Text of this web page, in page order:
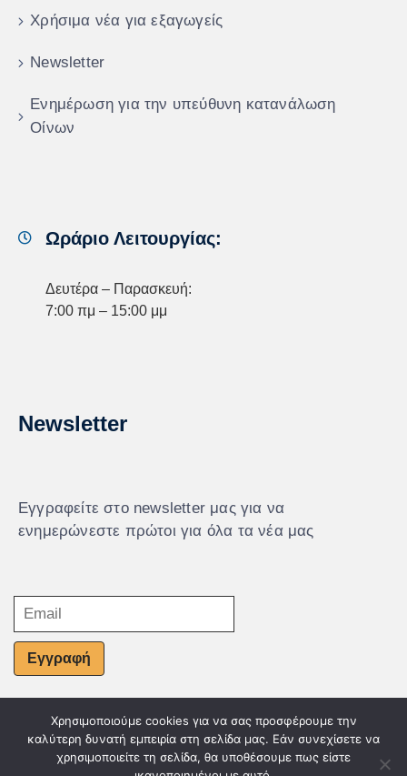
Χρήσιμα νέα για εξαγωγείς
Newsletter
Ενημέρωση για την υπεύθυνη κατανάλωση
Οίνων
Ωράριο Λειτουργίας:
Δευτέρα – Παρασκευή:
7:00 πμ – 15:00 μμ
Newsletter
Εγγραφείτε στο newsletter μας για να
ενημερώνεστε πρώτοι για όλα τα νέα μας
Εγγραφή
© Powered by Knowledge AE
Χρησιμοποιούμε cookies για να σας προσφέρουμε την
καλύτερη δυνατή εμπειρία στη σελίδα μας. Εάν συνεχίσετε να
χρησιμοποιείτε τη σελίδα, θα υποθέσουμε πως είστε